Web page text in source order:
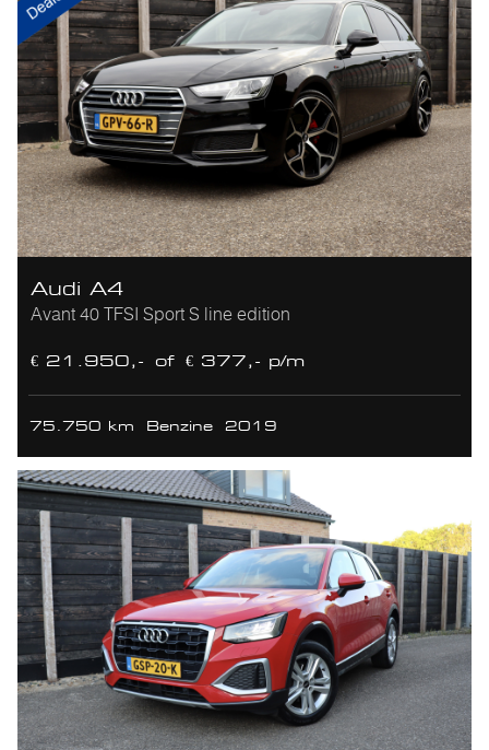
Audi A4
Avant 40 TFSI Sport S line edition
€ 21.950,- of € 377,- p/m
75.750 km Benzine 2019